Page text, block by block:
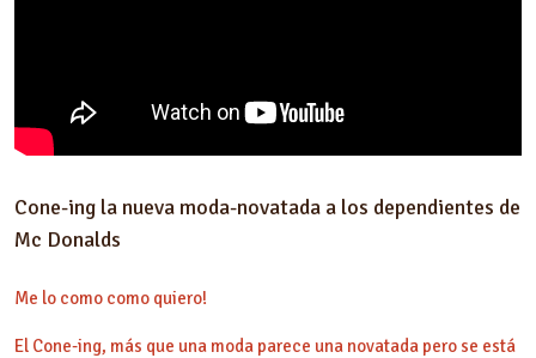
Cone-ing la nueva moda-novatada a los dependientes de
Mc Donalds
Me lo como como quiero!
El Cone-ing, más que una moda parece una novatada pero se está